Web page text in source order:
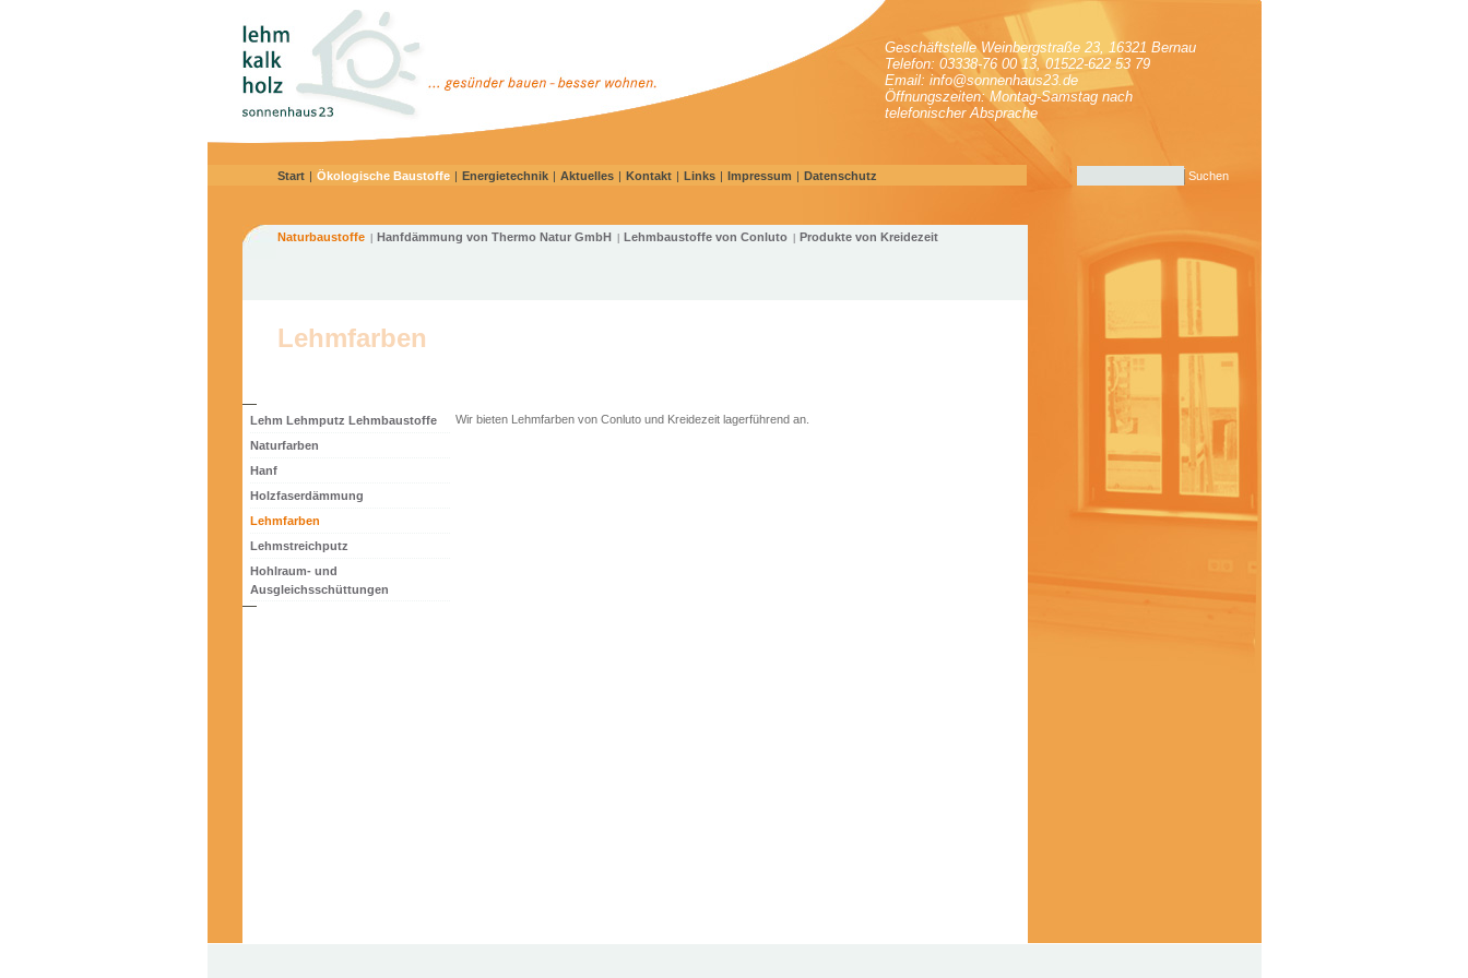
Geschäftstelle Weinbergstraße 23, 16321 Bernau
Telefon: 03338-76 00 13, 01522-622 53 79
Email: info@sonnenhaus23.de
Öffnungszeiten: Montag-Samstag nach
telefonischer Absprache
Start | Ökologische Baustoffe | Energietechnik | Aktuelles | Kontakt | Links | Impressum | Datenschutz Suchen
Naturbaustoffe Hanfdämmung von Thermo Natur GmbH Lehmbaustoffe von Conluto Produkte von Kreidezeit
Lehmfarben
Lehm Lehmputz Lehmbaustoffe
Naturfarben
Hanf
Holzfaserdämmung
Lehmfarben
Lehmstreichputz
Hohlraum- und
Ausgleichsschüttungen
Wir bieten Lehmfarben von Conluto und Kreidezeit lagerführend an.